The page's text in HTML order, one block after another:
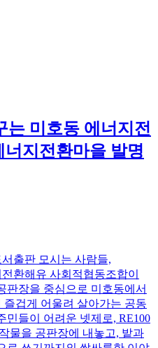
는 미호동 에너지전
지전환마을 발명
출판 모시는 사람들,
환해유 사회적협동조합이
판장을 중심으로 미호동에서
겁게 어울려 살아가는 공동
민들이 어려운 넷제로, RE100
물을 공판장에 내놓고, 밭과